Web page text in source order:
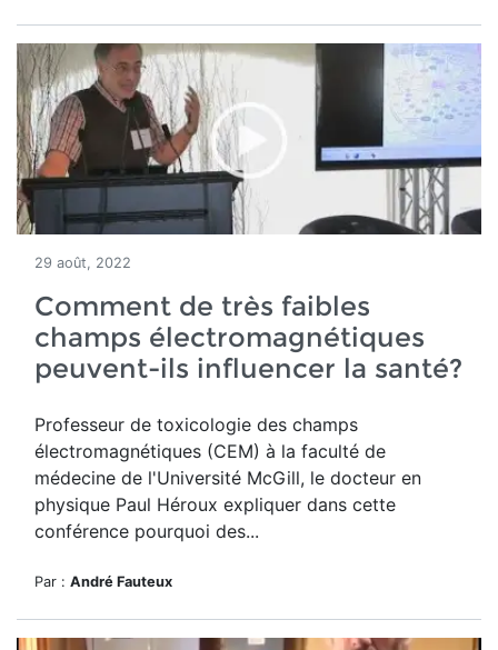
29 août, 2022
Comment de très faibles
champs électromagnétiques
peuvent-ils influencer la santé?
Professeur de toxicologie des champs
électromagnétiques (CEM) à la faculté de
médecine de l'Université McGill, le docteur en
physique Paul Héroux expliquer dans cette
conférence pourquoi des...
Par : André Fauteux